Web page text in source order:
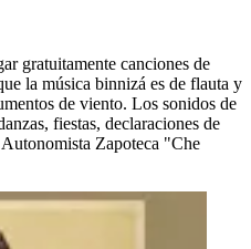
gratuitamente canciones de
la música binnizá es de flauta y
de viento. Los sonidos de
fiestas, declaraciones de
Zapoteca "Che